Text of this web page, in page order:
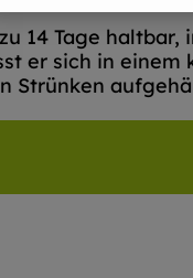
14 Tage
er sich in
Strünken